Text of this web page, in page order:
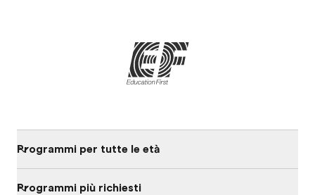
Programmi per tutte le età
Programmi più richiesti